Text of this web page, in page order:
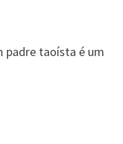
padre taoísta é um